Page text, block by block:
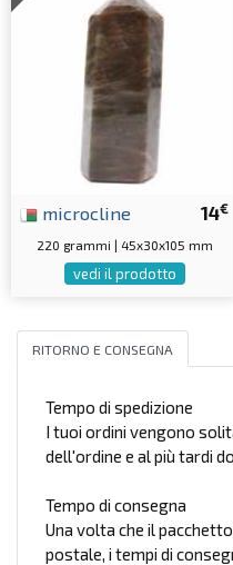
14€
microcline
220 grammi | 45x30x105 mm
vedi il prodotto
RITORNO E CONSEGNA
Tempo di spedizione
I tuoi ordini vengono
dell'ordine e al più tardi
Tempo di consegna
Una volta che il
postale, i tempi di